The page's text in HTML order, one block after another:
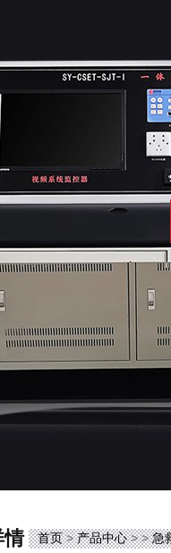
情 首页>产品中心> >急